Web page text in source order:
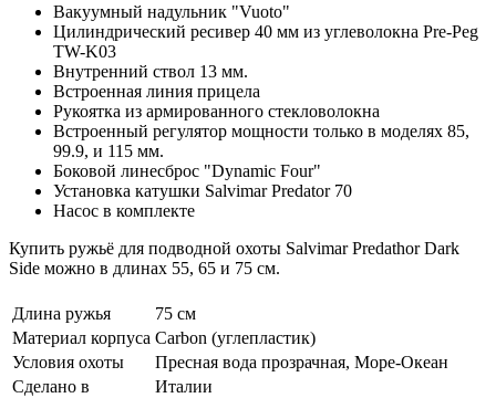
Вакуумный надульник "Vuoto"
Цилиндрический ресивер 40 мм из углеволокна Pre-Peg
TW-K03
Внутренний ствол 13 мм.
Встроенная линия прицела
Рукоятка из армированного стекловолокна
Встроенный регулятор мощности только в моделях 85,
99.9, и 115 мм.
Боковой линесброс "Dynamic Four"
Установка катушки Salvimar Predator 70
Насос в комплекте
Купить ружьё для подводной охоты Salvimar Predathor Dark
Side можно в длинах 55, 65 и 75 см.
Длина ружья
75 см
Материал корпуса Carbon (углепластик)
Условия охоты
Пресная вода прозрачная, Море-Океан
Сделано в
Италии